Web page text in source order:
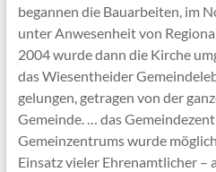
begannen die Bauarbeiten, im
unter Anwesenheit von
2004 wurde dann die Kirche
das Wiesentheider
gelungen, getragen von der
Gemeinde. … das
Gemeinzentrums wurde
Einsatz vieler Ehrenamtlicher –